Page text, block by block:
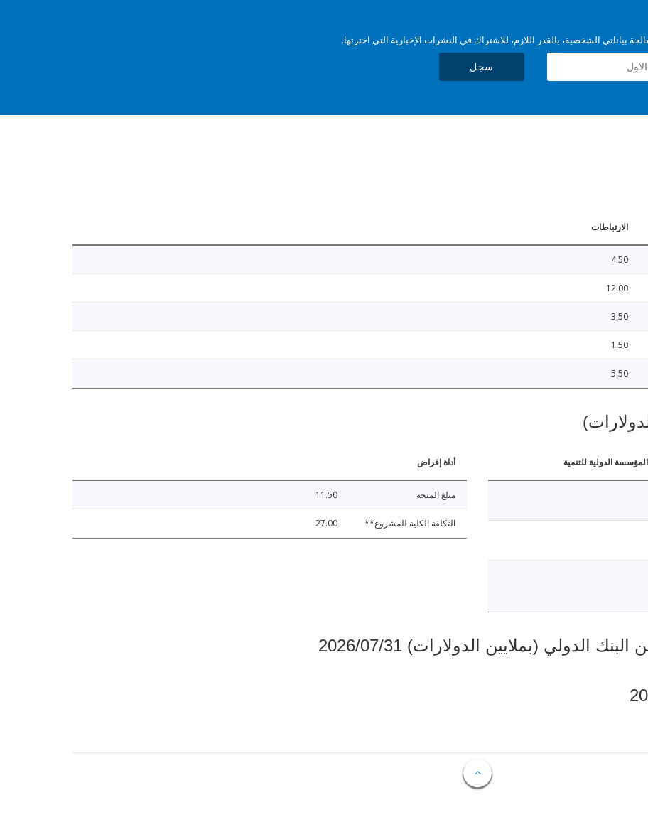
بياناتي الشخصية، بالقدر اللازم، للاشتراك في النشرات الإخبارية التي اخترتها.
سجل
الارتباطات
4.50
12.00
3.50
1.50
5.50
الدولية للتنمية أداة إقراض
مبلغ المنحة 11.50
التكلفة الكلية للمشروع** 27.00
(بملايين الدولارات) 2026/07/31